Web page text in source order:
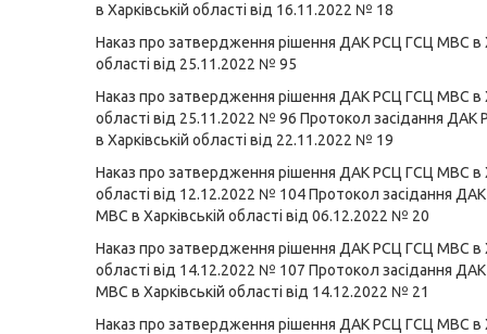
в Харківській області від 16.11.2022 № 18
Наказ про затвердження рішення ДАК РСЦ ГСЦ МВС в
області від 25.11.2022 № 95
Наказ про затвердження рішення ДАК РСЦ ГСЦ МВС в
області від 25.11.2022 № 96 Протокол засідання
в Харківській області від 22.11.2022 № 19
Наказ про затвердження рішення ДАК РСЦ ГСЦ МВС в
області від 12.12.2022 № 104Протокол засідання
МВС в Харківській області від 06.12.2022 № 20
Наказ про затвердження рішення ДАК РСЦ ГСЦ МВС в
області від 14.12.2022 № 107 Протокол засідання
МВС в Харківській області від 14.12.2022 № 21
Наказ про затвердження рішення ДАК РСЦ ГСЦ МВС в